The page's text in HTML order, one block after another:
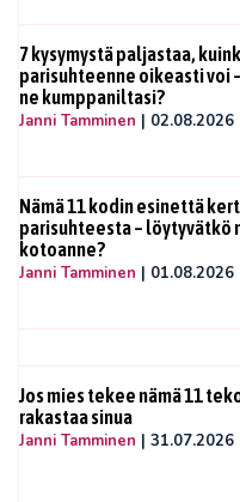
7 kysymystä paljastaa,
parisuhteenne oikeasti voi
ne kumppaniltasi?
Janni Tamminen | 02.08.2026
Nämä 11 kodin esinettä
parisuhteesta – löytyvätkö
kotoanne?
Janni Tamminen | 01.08.2026
Jos mies tekee nämä 11
rakastaa sinua
Janni Tamminen | 31.07.2026